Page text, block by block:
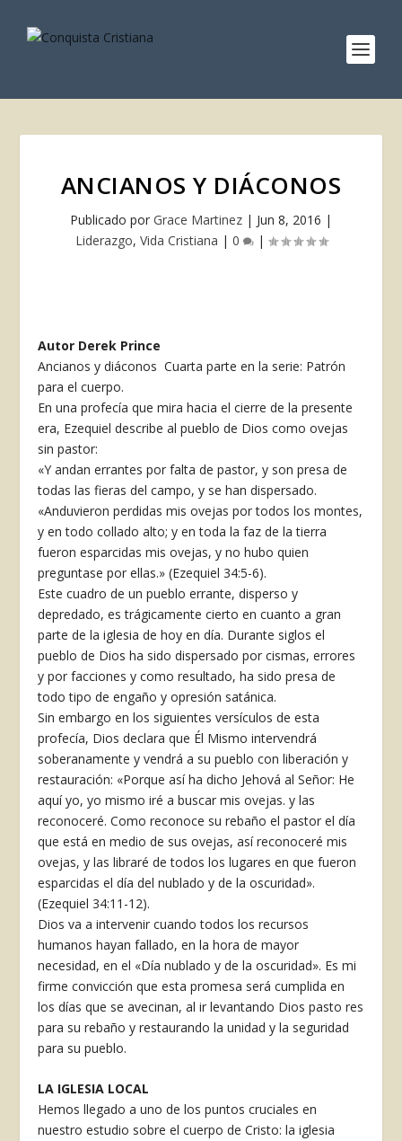
ANCIANOS Y DIÁCONOS
Publicado por Grace Martinez | Jun 8, 2016 |
Liderazgo, Vida Cristiana | 0 |
Autor Derek Prince
Ancianos y diáconos Cuarta parte en la serie: Patrón
para el cuerpo.
En una profecía que mira hacia el cierre de la presente
era, Ezequiel describe al pueblo de Dios como ovejas
sin pastor:
«Y andan errantes por falta de pastor, y son presa de
todas las fieras del campo, y se han dispersado.
«Anduvieron perdidas mis ovejas por todos los montes,
y en todo collado alto; y en toda la faz de la tierra
fueron esparcidas mis ovejas, y no hubo quien
preguntase por ellas.» (Ezequiel 34:5-6).
Este cuadro de un pueblo errante, disperso y
depredado, es trágicamente cierto en cuanto a gran
parte de la iglesia de hoy en día. Durante siglos el
pueblo de Dios ha sido dispersado por cismas, errores
y por facciones y como resultado, ha sido presa de
todo tipo de engaño y opresión satánica.
Sin embargo en los siguientes versículos de esta
profecía, Dios declara que Él Mismo intervendrá
soberanamente y vendrá a su pueblo con liberación y
restauración: «Porque así ha dicho Jehová al Señor: He
aquí yo, yo mismo iré a buscar mis ovejas. y las
reconoceré. Como reconoce su rebaño el pastor el día
que está en medio de sus ovejas, así reconoceré mis
ovejas, y las libraré de todos los lugares en que fueron
esparcidas el día del nublado y de la oscuridad».
(Ezequiel 34:11-12).
Dios va a intervenir cuando todos los recursos
humanos hayan fallado, en la hora de mayor
necesidad, en el «Día nublado y de la oscuridad». Es mi
firme convicción que esta promesa será cumplida en
los días que se avecinan, al ir levantando Dios pasto­ res
para su rebaño y restaurando la unidad y la seguridad
para su pueblo.
LA IGLESIA LOCAL
Hemos llegado a uno de los puntos cruciales en
nuestro estudio sobre el cuerpo de Cristo: la iglesia